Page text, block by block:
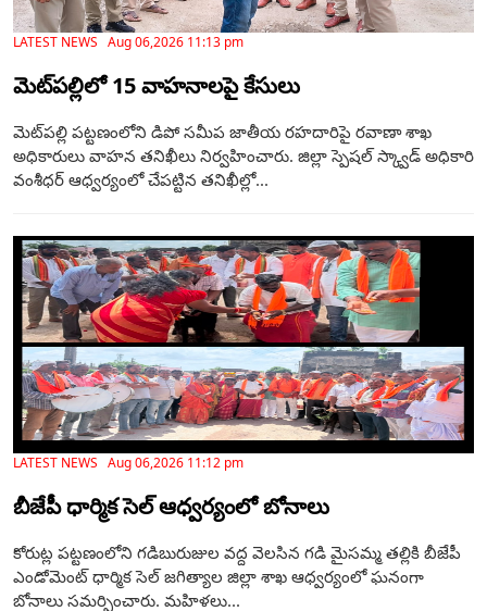
LATEST NEWS Aug 06,2026 11:13 pm
మెట్‌పల్లిలో 15 వాహనాలపై కేసులు
మెట్‌పల్లి పట్టణంలోని డిపో సమీప జాతీయ రహదారిపై రవాణా శాఖ
అధికారులు వాహన తనిఖీలు నిర్వహించారు. జిల్లా స్పెషల్ స్క్వాడ్ అధికారి
వంశీధర్ ఆధ్వర్యంలో చేపట్టిన తనిఖీల్లో...
LATEST NEWS Aug 06,2026 11:12 pm
బీజేపీ ధార్మిక సెల్ ఆధ్వర్యంలో బోనాలు
కోరుట్ల పట్టణంలోని గడిబురుజుల వద్ద వెలసిన గడి మైసమ్మ తల్లికి బీజేపీ
ఎండోమెంట్ ధార్మిక సెల్ జగిత్యాల జిల్లా శాఖ ఆధ్వర్యంలో ఘనంగా
బోనాలు సమర్పించారు. మహిళలు...